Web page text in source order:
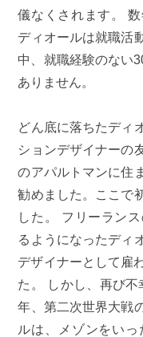
儀なくされます。
ディオールは就職活
中、就職経験のない
ありません。
どん底に落ちたディ
ションデザイナーの
のアパルトマンに住
勧めました。ここで
した。 フリーラン
るようになったディ
デザイナーとして雇
た。 しかし、再び
年、第二次世界大戦
ルは、メゾンをいっ